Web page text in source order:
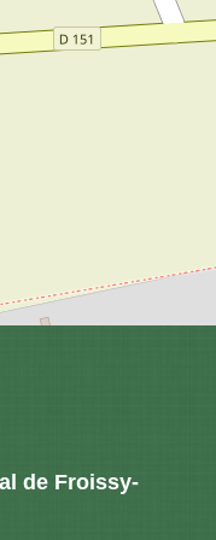
de Froissy-